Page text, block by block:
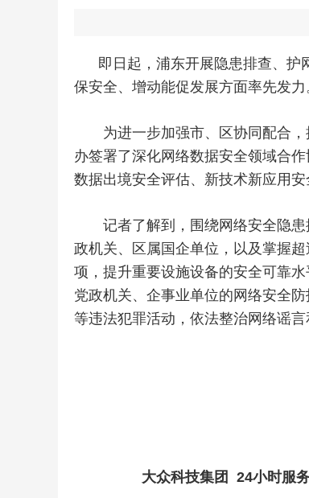
即日起，浦东开展隐患排查、护
保安全、增动能促发展方面率先发力
为进一步加强市、区协同配合，
办签署了深化网络数据安全领域合
数据出境安全评估、新技术新应用安
记者了解到，围绕网络安全隐患
政机关、区属国企单位，以及掌握
项，提升重要设施设备的安全可靠
党政机关、企事业单位的网络安全
等违法犯罪活动，依法整治网络谣言
大众科技集团 24小时服